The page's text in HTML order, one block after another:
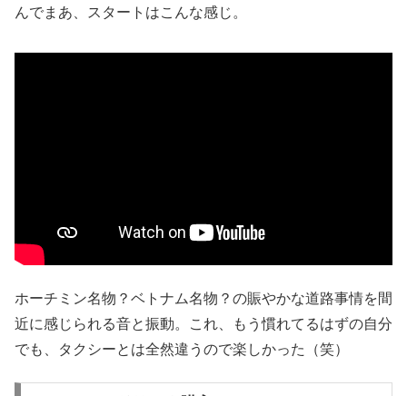
んでまあ、スタートはこんな感じ。
ホーチミン名物？ベトナム名物？の賑やかな道路事情を間
近に感じられる音と振動。これ、もう慣れてるはずの自分
でも、タクシーとは全然違うので楽しかった（笑）